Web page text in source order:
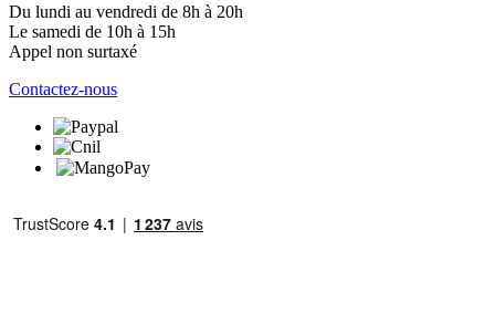
Du lundi au vendredi de 8h à 20h
Le samedi de 10h à 15h
Appel non surtaxé
Contactez-nous